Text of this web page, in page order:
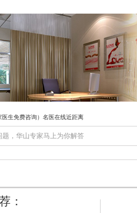
医生免费咨询）名医在线近距离
：